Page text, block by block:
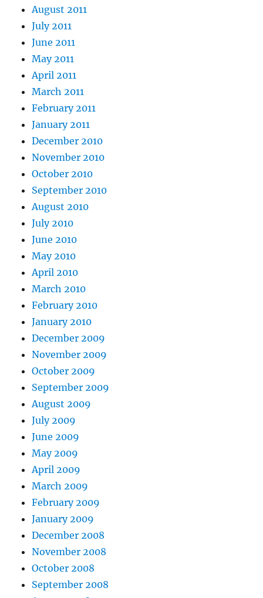
August 2011
July 2011
June 2011
May 2011
April 2011
March 2011
February 2011
January 2011
December 2010
November 2010
October 2010
September 2010
August 2010
July 2010
June 2010
May 2010
April 2010
March 2010
February 2010
January 2010
December 2009
November 2009
October 2009
September 2009
August 2009
July 2009
June 2009
May 2009
April 2009
March 2009
February 2009
January 2009
December 2008
November 2008
October 2008
September 2008